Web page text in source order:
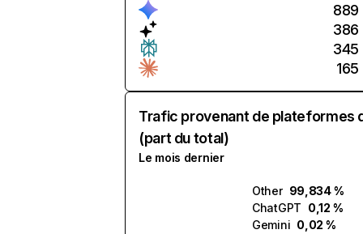
889
386
345
165
Trafic provenant de plateformes
(part du total)
Le mois dernier
Other 99,834 %
ChatGPT 0,12 %
Gemini 0,02 %